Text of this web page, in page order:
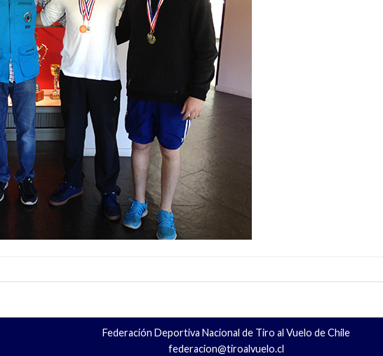
Federación Deportiva Nacional de Tiro al Vuelo de Chile
federacion@tiroalvuelo.cl